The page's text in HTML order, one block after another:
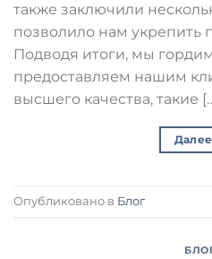
также заключили
позволило нам укрепить
Подводя итоги, мы
предоставляем нашим
высшего качества, такие
Далее
Опубликовано в Блог